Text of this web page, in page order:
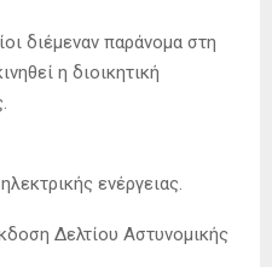
διέμεναν παράνομα στη
η διοικητική
ενέργειας.
Δελτίου Αστυνομικής